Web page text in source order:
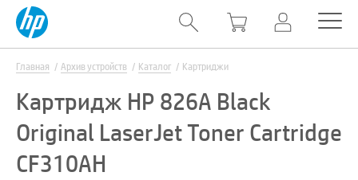
Главная Архив устройств Каталог Картриджи
Картридж HP 826A Black
Original LaserJet Toner Cartridge
CF310AH